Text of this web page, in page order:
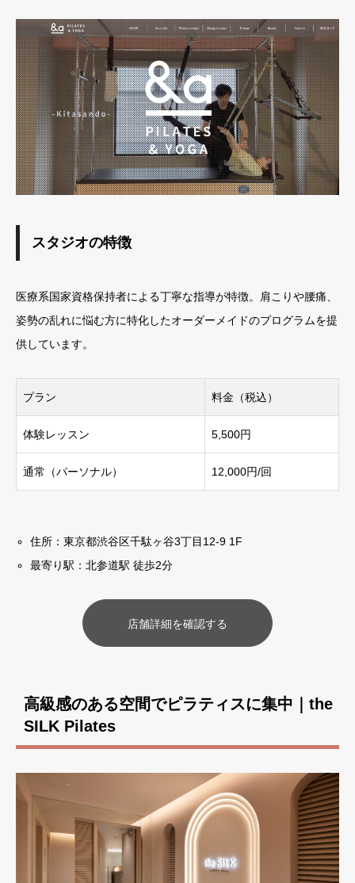
スタジオの特徴
医療系国家資格保持者による丁寧な指導が特徴。肩こりや腰痛、
姿勢の乱れに悩む方に特化したオーダーメイドのプログラムを提
供しています。
プラン 料金（税込）
体験レッスン 5,500円
通常（パーソナル） 12,000円/回
住所：東京都渋谷区千駄ヶ谷3丁目12-9 1F
最寄り駅：北参道駅 徒歩2分
店舗詳細を確認する
高級感のある空間でピラティスに集中｜the
SILK Pilates